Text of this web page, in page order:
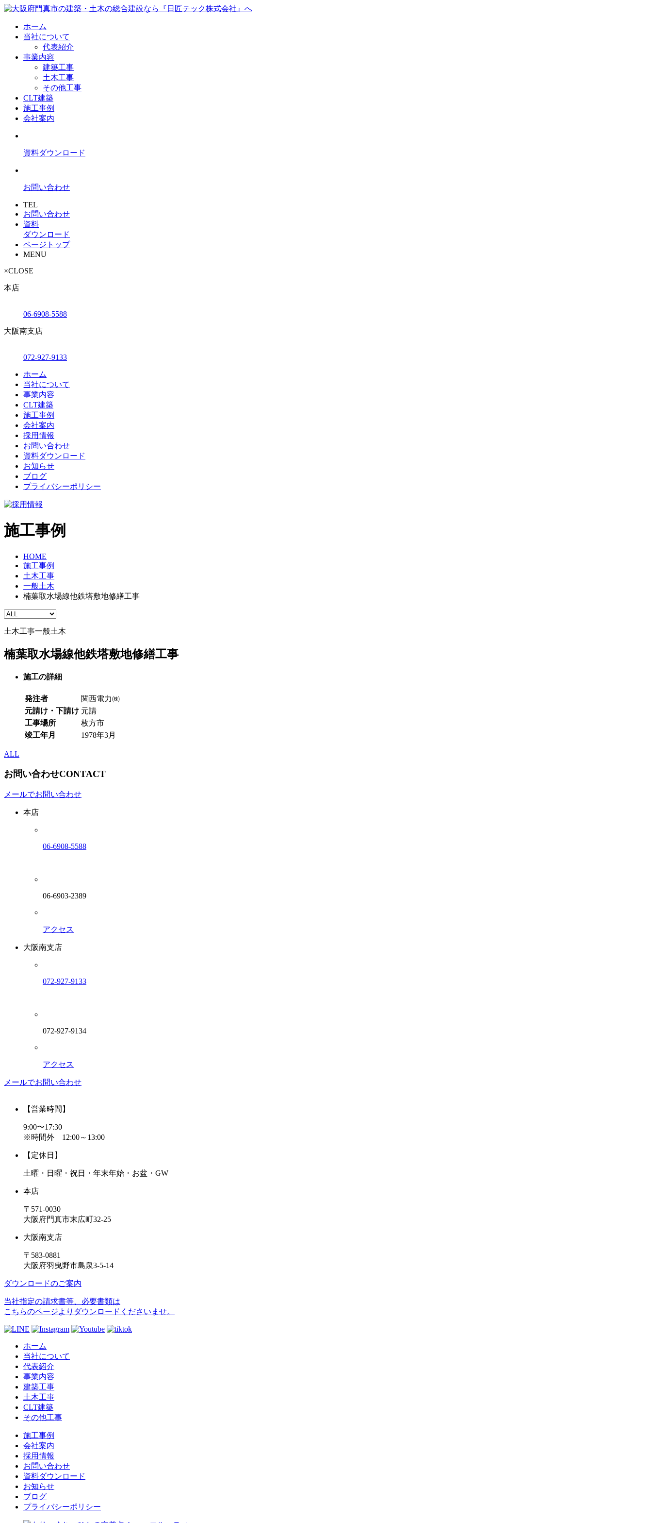
ホーム
当社について
代表紹介
事業内容
建築工事
土木工事
その他工事
CLT建築
施工事例
会社案内
資料ダウンロード
お問い合わせ
TEL
お問い合わせ
資料
ダウンロード
ページトップ
MENU
×CLOSE
本店
06-6908-5588
大阪南支店
072-927-9133
ホーム
当社について
事業内容
CLT建築
施工事例
会社案内
採用情報
お問い合わせ
資料ダウンロード
お知らせ
ブログ
プライバシーポリシー
施工事例
HOME
施工事例
土木工事
一般土木
楠葉取水場線他鉄塔敷地修繕工事
土木工事一般土木
楠葉取水場線他鉄塔敷地修繕工事
施工の詳細
発注者
関西電力㈱
元請け・下請け 元請
工事場所
枚方市
竣工年月
1978年3月
ALL
お問い合わせCONTACT
メールでお問い合わせ
本店
06-6908-5588
06-6903-2389
アクセス
大阪南支店
072-927-9133
072-927-9134
アクセス
メールでお問い合わせ
【営業時間】
9:00〜17:30
※時間外 12:00～13:00
【定休日】
土曜・日曜・祝日・年末年始・お盆・GW
本店
〒571-0030
大阪府門真市末広町32-25
大阪南支店
〒583-0881
大阪府羽曳野市島泉3-5-14
ダウンロードのご案内
当社指定の請求書等、必要書類は
こちらのページよりダウンロードくださいませ。
ホーム
当社について
代表紹介
事業内容
建築工事
土木工事
CLT建築
その他工事
施工事例
会社案内
採用情報
お問い合わせ
資料ダウンロード
お知らせ
ブログ
プライバシーポリシー